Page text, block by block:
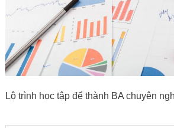
Lộ trình học tập để thành BA chuyên